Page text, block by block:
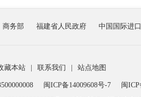
商务部 福建省人民政府 中国国际进
藏本站 联系我们 站点地图
闽ICP备14009608号-7 闽ICP